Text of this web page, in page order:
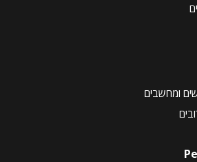
ומחשבים